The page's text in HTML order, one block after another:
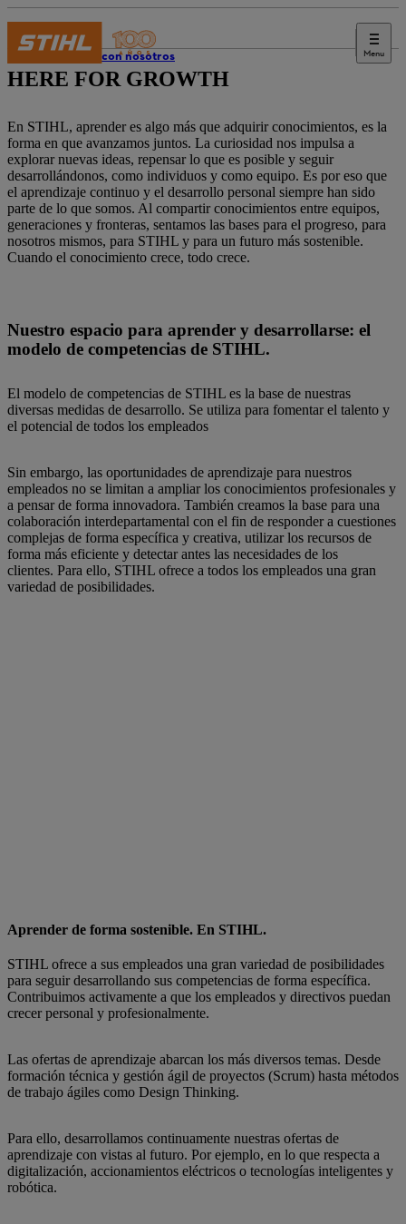
Menu
Trabaja con nosotros
HERE FOR GROWTH
En STIHL, aprender es algo más que adquirir conocimientos, es la
forma en que avanzamos juntos. La curiosidad nos impulsa a
explorar nuevas ideas, repensar lo que es posible y seguir
desarrollándonos, como individuos y como equipo. Es por eso que
el aprendizaje continuo y el desarrollo personal siempre han sido
parte de lo que somos. Al compartir conocimientos entre equipos,
generaciones y fronteras, sentamos las bases para el progreso, para
nosotros mismos, para STIHL y para un futuro más sostenible.
Cuando el conocimiento crece, todo crece.
Nuestro espacio para aprender y desarrollarse: el
modelo de competencias de STIHL.
El modelo de competencias de STIHL es la base de nuestras
diversas medidas de desarrollo. Se utiliza para fomentar el talento y
el potencial de todos los empleados
Sin embargo, las oportunidades de aprendizaje para nuestros
empleados no se limitan a ampliar los conocimientos profesionales y
a pensar de forma innovadora. También creamos la base para una
colaboración interdepartamental con el fin de responder a cuestiones
complejas de forma específica y creativa, utilizar los recursos de
forma más eficiente y detectar antes las necesidades de los
clientes. Para ello, STIHL ofrece a todos los empleados una gran
variedad de posibilidades.
Aprender de forma sostenible. En STIHL.
STIHL ofrece a sus empleados una gran variedad de posibilidades
para seguir desarrollando sus competencias de forma específica.
Contribuimos activamente a que los empleados y directivos puedan
crecer personal y profesionalmente.
Las ofertas de aprendizaje abarcan los más diversos temas. Desde
formación técnica y gestión ágil de proyectos (Scrum) hasta métodos
de trabajo ágiles como Design Thinking.
Para ello, desarrollamos continuamente nuestras ofertas de
aprendizaje con vistas al futuro. Por ejemplo, en lo que respecta a
digitalización, accionamientos eléctricos o tecnologías inteligentes y
robótica.